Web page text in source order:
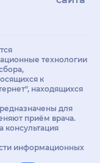
технологии
к
находящихся
для
приём врача.
консультация
информационных